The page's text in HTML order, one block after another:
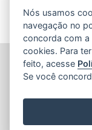
FUNDAÇÃO DE
Nós usamos
navegação no
concorda com
cookies. Para
feito, acesse
Se você